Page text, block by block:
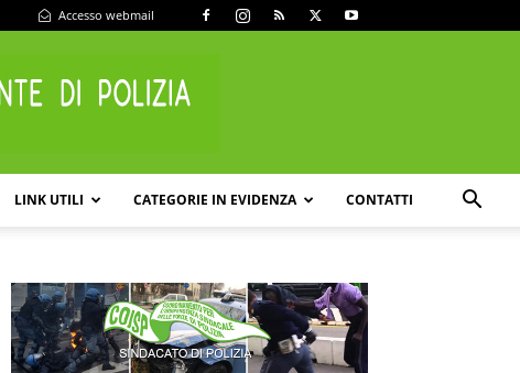
Accesso webmail
LINK UTILI CATEGORIE IN EVIDENZA CONTATTI